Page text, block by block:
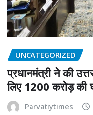
UNCATEGORIZED
प्रधानमंत्री ने की
लिए 1200 करोड़ की
Parvatiytimes